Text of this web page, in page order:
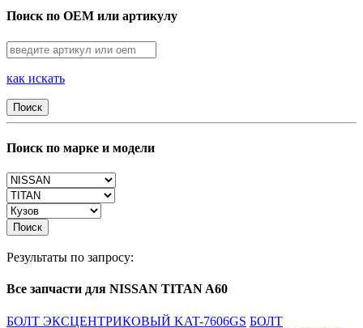
Поиск по OEM или артикулу
как искать
Поиск
Поиск по марке и модели
Поиск
Результаты по запросу:
Все запчасти для NISSAN TITAN A60
БОЛТ ЭКСЦЕНТРИКОВЫЙ KAT-7606GS БОЛТ